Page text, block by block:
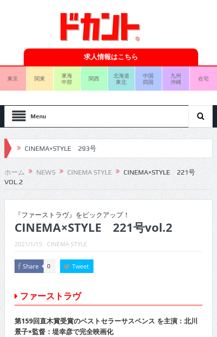
求人情報はこちら
東京 関東
東海
中部
関西
北海道
東北
中国
四国
九州
沖縄
在宅
Menu
CINEMA×STYLE 293号
CINEMA×STYLE 292号
CINEMA×STYLE 291号
CINEMA×STYLE 289号
CINEMA×STYLE 288号
CINEMA×STYLE 287号
CINEMA×STYLE 285号
ホーム NEWS CINEMA STYLE
CINEMA×STYLE 221号
VOL.2
『ファーストラヴ』をピックアップ！
CINEMA×STYLE 221号vol.2
2021/1/15 CINEMA STYLE
Share 0 Tweet
ファーストラヴ
第159回直木賞受賞のベストセラーサスペンス を主演：北川
景子×監督：堤幸彦で完全映画化